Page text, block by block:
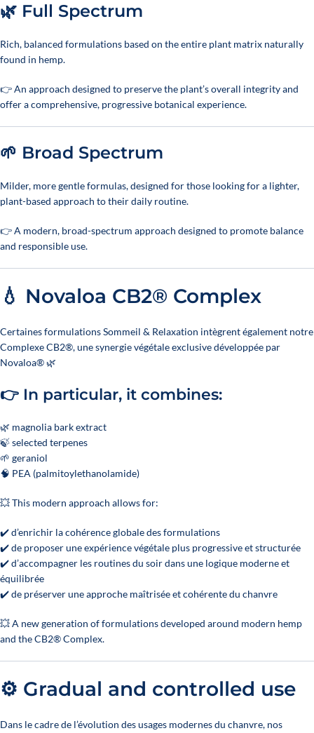
🌿 Full Spectrum
Rich, balanced formulations based on the entire plant matrix naturally
found in hemp.
👉 An approach designed to preserve the plant’s overall integrity and
offer a comprehensive, progressive botanical experience.
🌱 Broad Spectrum
Milder, more gentle formulas, designed for those looking for a lighter,
plant-based approach to their daily routine.
👉 A modern, broad-spectrum approach designed to promote balance
and responsible use.
💧 Novaloa CB2® Complex
Certaines formulations Sommeil & Relaxation intègrent également notre
Complexe CB2®, une synergie végétale exclusive développée par
Novaloa® 🌿
👉 In particular, it combines:
🌿 magnolia bark extract
🍃 selected terpenes
🌱 geraniol
🧠 PEA (palmitoylethanolamide)
💥 This modern approach allows for:
✔️ d’enrichir la cohérence globale des formulations
✔️ de proposer une expérience végétale plus progressive et structurée
✔️ d’accompagner les routines du soir dans une logique moderne et
équilibrée
✔️ de préserver une approche maîtrisée et cohérente du chanvre
💥 A new generation of formulations developed around modern hemp
and the CB2® Complex.
⚙️ Gradual and controlled use
Dans le cadre de l’évolution des usages modernes du chanvre, nos